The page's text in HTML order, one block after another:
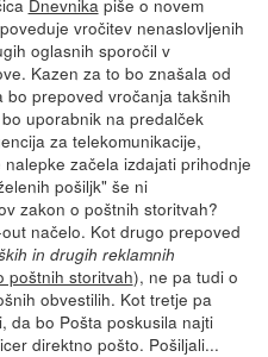
vročitev nenaslovljenih
oglasnih sporočil v
Kazen za to bo znašala od
bo prepoved vročanja takšnih
uporabnik na predalček
za telekomunikacije,
začela izdajati prihodnje
pošiljk" še ni
zakon o poštnih storitvah?
načelo. Kot drugo prepoved
in drugih reklamnih
poštnih storitvah), ne pa tudi o
obvestilih. Kot tretje pa
da bo Pošta poskusila najti
direktno pošto. Pošiljali...